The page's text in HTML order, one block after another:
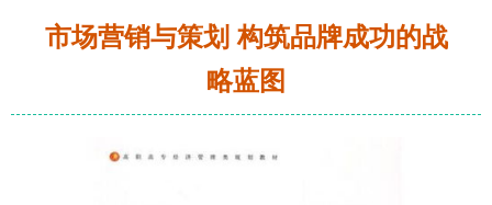
市场营销与策划 构筑品牌成功的战
略蓝图